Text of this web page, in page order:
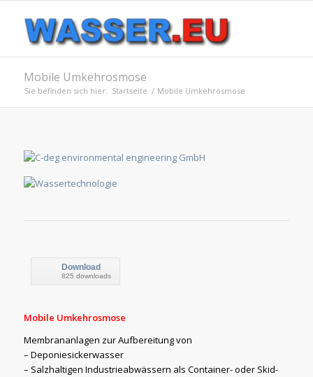
Mobile Umkehrosmose
Sie befinden sich hier: Startseite / Mobile Umkehrosmose
Download
825 downloads
Mobile Umkehrosmose
Membrananlagen zur Aufbereitung von
– Deponiesickerwasser
– Salzhaltigen Industrieabwässern als Container- oder Skid-